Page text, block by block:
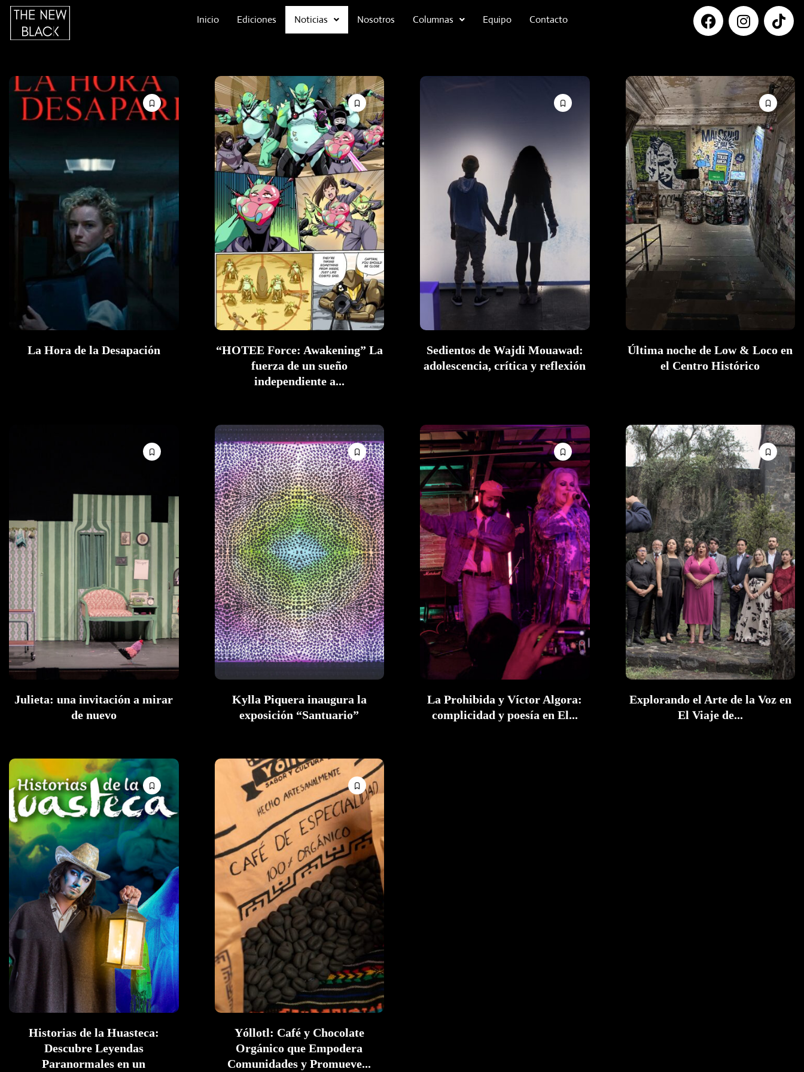
Inicio Ediciones Noticias Nosotros Columnas Equipo Contacto
La Hora de la Desapación
“HOTEE Force: Awakening” La
fuerza de un sueño
independiente a...
Sedientos de Wajdi Mouawad:
adolescencia, crítica y reflexión
Última noche de Low & Loco en
el Centro Histórico
Julieta: una invitación a mirar
de nuevo
Kylla Piquera inaugura la
exposición “Santuario”
La Prohibida y Víctor Algora:
complicidad y poesía en El...
Explorando el Arte de la Voz en
El Viaje de...
Historias de la Huasteca:
Descubre Leyendas
Paranormales en un
Yóllotl: Café y Chocolate
Orgánico que Empodera
Comunidades y Promueve...